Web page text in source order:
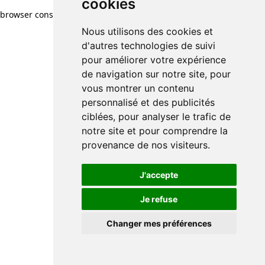
cookies
Nous utilisons des cookies et
d'autres technologies de suivi
pour améliorer votre expérience
de navigation sur notre site, pour
vous montrer un contenu
personnalisé et des publicités
ciblées, pour analyser le trafic de
notre site et pour comprendre la
provenance de nos visiteurs.
J'accepte
Je refuse
Changer mes préférences
cookies
Nous utilisons des cookies et
d'autres technologies de suivi
pour améliorer votre expérience
de navigation sur notre site, pour
vous montrer un contenu
personnalisé et des publicités
ciblées, pour analyser le trafic de
notre site et pour comprendre la
provenance de nos visiteurs.
J'accepte
Je refuse
Changer mes préférences
browser console for more information)